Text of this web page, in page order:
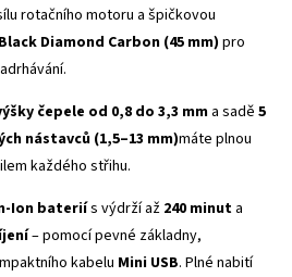
rotačního motoru a špičkovou
Black Diamond Carbon (45 mm) pro
čepele od 0,8 do 3,3 mm a sadě 5
nástavců (1,5–13 mm)máte plnou
každého střihu.
Ion bateriís výdrží až 240 minut a
– pomocí pevné základny,
kabelu Mini USB. Plné nabití